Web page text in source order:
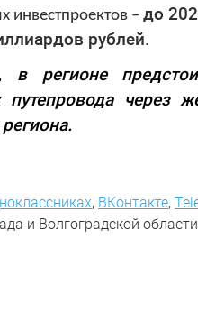
инвестпроектов – до
рублей.
в регионе
путепровода через
, ВКонтакте,
и Волгоградской